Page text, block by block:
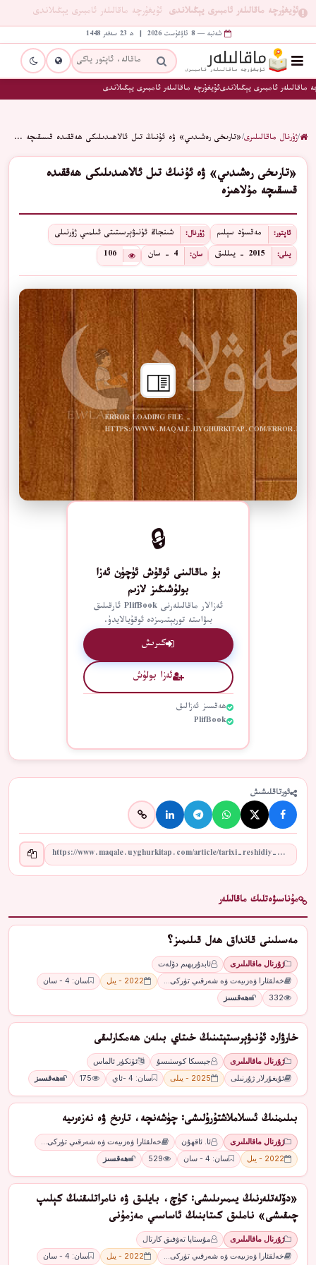
ئۇيغۇرچە ماقالىلەر ئامبىرى يېڭىلاندى ئۇيغۇرچە ماقالىلەر ئامبىرى يېڭىلاندى
شەنبە — 8 ئاۋغۇست 2026 | ھ 23 سەفەر 1448
ماقالىلەر ئامبىرى يېڭىلاندىئۇيغۇرچە ماقالىلەر ئامبىرى يېڭىلاندى
/ژۇرنال ماقالىلىرى/«تارىخى رەشىدىي» ۋە ئۇنىڭ تىل ئالاھىدىلىكى ھەققىدە قىسقىچە …
«تارىخى رەشىدىي» ۋە ئۇنىڭ تىل ئالاھىدىلىكى ھەققىدە
قىسقىچە مۇلاھىزە
ئاپتور: مەقسۇد سېلىم ژۇرنال: شىنجاڭ ئۇنىۋېرسىتىتى ئىلمىي ژۇرنىلى
يىلى: 2015 - يىللىق سان: 4 - سان 106
ERROR LOADING FILE -
HTTPS://WWW.MAQALE.UYGHURKITAP.COM/ERROR.PDF
🔒
بۇ ماقالىنى ئوقۇش ئۈچۈن ئەزا
بولۇشىڭىز لازىم
ئەزالار ماقالىلەرنى PlifBook ئارقىلىق
بىۋاستە توربېتىمىزدە ئوقۇيالايدۇ.
كىرىش
ئەزا بولۇش
ھەقسىز ئەزالىق
PlifBook
ئورتاقلىشىش
مۇناسىۋەتلىك ماقالىلەر
مەسىلىنى قانداق ھەل قىلىمىز؟
ژۇرنال ماقالىلىرى
ئابدۇرېھىم دۆلەت
خەلقئارا ۋەزىيەت ۋە شەرقىي تۈركى…
2022 - يىل
سان: 4 - سان
332
ھەقسىز
ﺧﺎﺭﯞﺍﺭﺩ ﺋﯘﻧﯩﯟﯦﺮﺳﯩﺘﯧﺘﯩﻨﯩﯔ ﺧﯩﺘﺎﻱ ﺑﯩﻠﻪﻥ ھەمكارلىقى
ژۇرنال ماقالىلىرى ﺟﯧﺴﯩﻜﺎ ﻛﻮﺳﺘﯩﺴﯘ
ﺋﯚﺗﻜﯜﺭ ﺋﺎﻟﻤﺎﺱ
ئۇيغۇرلار ژۇرنىلى
2025 - يىلى سان: 4 -ئاي 175 ھەقسىز
بىلىمنىڭ ئىسلاملاشتۇرۇلىشى: چۈشەنچە، تارىخ ۋە نەزەرىيە
ژۇرنال ماقالىلىرى ئا. ئاقھۇن
خەلقئارا ۋەزىيەت ۋە شەرقىي تۈركى…
2022 - يىل
سان: 4 - سان 529 ھەقسىز
«دۆلەتلەرنىڭ يىمىرىلىشى: كۈچ، بايلىق ۋە نامراتلىقنىڭ كېلىپ
چىقىشى» ناملىق كىتابنىڭ ئاساسىي مەزمۇنى
ژۇرنال ماقالىلىرى
مۇستاپا تەۋفىق كارتال
خەلقئارا ۋەزىيەت ۋە شەرقىي تۈركى…
2022 - يىل سان: 4 - سان